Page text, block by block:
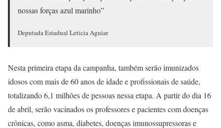
nossas forças azul marinho”
Deputada Estadual Leticia Aguiar
Nesta primeira etapa da campanha, também serão imunizados
idosos com mais de 60 anos de idade e profissionais de saúde,
totalizando 6,1 milhões de pessoas nessa etapa. A partir do dia 16
de abril, serão vacinados os professores e pacientes com doenças
crônicas, como asma, diabetes, doenças imunossupressoras e